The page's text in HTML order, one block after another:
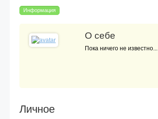
Информация
О себе
Пока ничего не известно...
Личное